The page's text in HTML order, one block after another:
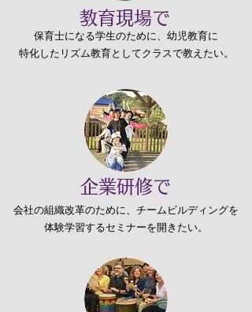
​教育現場で
保育士になる学生のために、幼児教育に
特化したリズム教育としてクラスで教えたい。
企業研修で
会社の組織改革のために、チームビルディングを
体験学習するセミナーを開きたい。